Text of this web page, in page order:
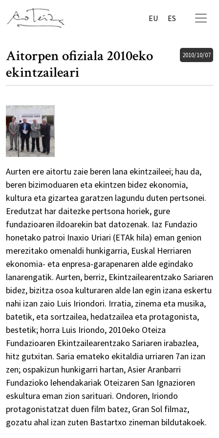
EU ES
Aitorpen ofiziala 2010eko
ekintzaileari
2010/10/07
Aurten ere aitortu zaie beren lana ekintzaileei; hau da,
beren bizimoduaren eta ekintzen bidez ekonomia,
kultura eta gizartea garatzen lagundu duten pertsonei.
Eredutzat har daitezke pertsona horiek, gure
fundazioaren ildoarekin bat datozenak. Iaz Fundazio
honetako patroi Inaxio Uriari (ETAk hila) eman genion
merezitako omenaldi hunkigarria, Euskal Herriaren
ekonomia- eta enpresa-garapenaren alde egindako
lanarengatik. Aurten, berriz, Ekintzailearentzako Sariaren
bidez, bizitza osoa kulturaren alde lan egin izana eskertu
nahi izan zaio Luis Iriondori. Irratia, zinema eta musika,
batetik, eta sortzailea, hedatzailea eta protagonista,
bestetik; horra Luis Iriondo, 2010eko Oteiza
Fundazioaren Ekintzailearentzako Sariaren irabazlea,
hitz gutxitan. Saria emateko ekitaldia urriaren 7an izan
zen; ospakizun hunkigarri hartan, Asier Aranbarri
Fundazioko lehendakariak Oteizaren San Ignazioren
eskultura eman zion sarituari. Ondoren, Iriondo
protagonistatzat duen film batez, Gran Sol filmaz,
gozatu ahal izan zuten Bastartxo zineman bildutakoek.